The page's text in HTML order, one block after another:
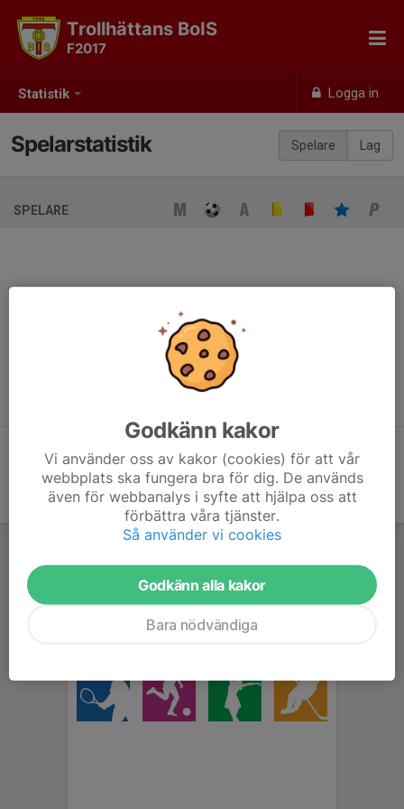
Statistik Logga in
Trollhättans BoIS
F2017
Spelare Lag
Spelarstatistik
SPELARE
Ingen spelarstatistik sparad
När ni fyller i uppställning på respektive match visas statistiken
automatiskt på denna sida
Godkänn kakor
Vi använder oss av kakor (cookies) för att vår
webbplats ska fungera bra för dig. De används
även för webbanalys i syfte att hjälpa oss att
förbättra våra tjänster.
Så använder vi cookies
Godkänn alla kakor
Bara nödvändiga